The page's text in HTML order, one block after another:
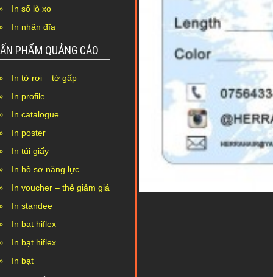
In sổ lò xo
In nhãn đĩa
ẤN PHẨM QUẢNG CÁO
In tờ rơi – tờ gấp
In profile
In catalogue
In poster
In túi giấy
In hồ sơ năng lực
In voucher – thẻ giảm giá
In standee
In bạt hiflex
In bạt hiflex
In bạt